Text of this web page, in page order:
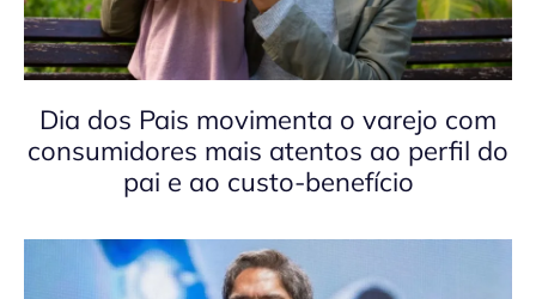
Dia dos Pais movimenta o varejo com
consumidores mais atentos ao perfil do
pai e ao custo-benefício